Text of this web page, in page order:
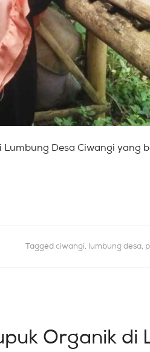
Desa Ciwangi yang
Tagged ciwangi, lumbung desa,
Organik di